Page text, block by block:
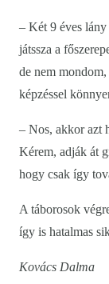
– Két 9 éves
játssza a
de nem
képzéssel
– Nos, akkor azt
Kérem, adják át
hogy csak így
A táborosok
így is hatalmas
Kovács Dalma